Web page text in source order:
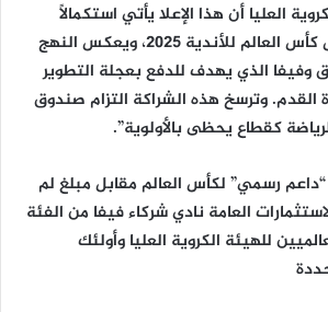
العليا أن هذا الإعلا يأتي استكمالًا
للشراكة الناجحة خلال كأس العالم للأندية 2025، ويعكس النهج
وفيفا الذي يهدف للدفع بعجلة التطوير
القدم. وترسخ هذه الشراكة التزام صندوق
كقطاع يحظى بالأولوية”.
رسمي” لكأس العالم مقابل مبلغ لم
العامة نادي شركاء فيفا من الفئة
للهيئة الكروية العليا وأولئك